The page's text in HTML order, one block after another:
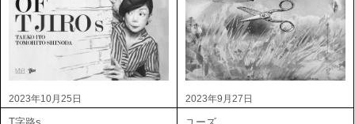
2023年10月25日 2023年9月27日